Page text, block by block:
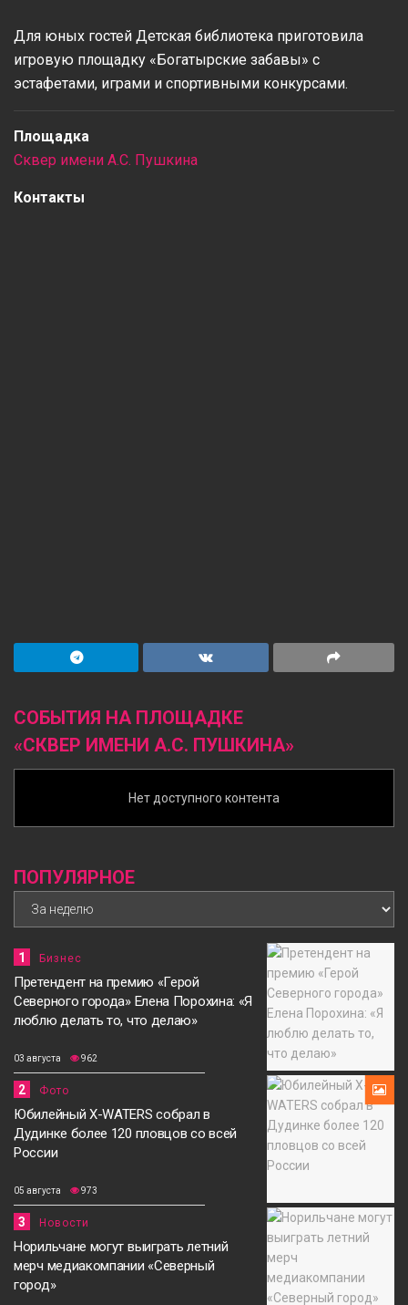
Для юных гостей Детская библиотека приготовила
игровую площадку «Богатырские забавы» с
эстафетами, играми и спортивными конкурсами.
Площадка
Сквер имени А.С. Пушкина
Контакты
СОБЫТИЯ НА ПЛОЩАДКЕ
«СКВЕР ИМЕНИ А.С. ПУШКИНА»
Нет доступного контента
ПОПУЛЯРНОЕ
1 Бизнес
Претендент на премию «Герой
Северного города» Елена Порохина: «Я
люблю делать то, что делаю»
03 августа 962
2 Фото
Юбилейный X-WATERS собрал в
Дудинке более 120 пловцов со всей
России
05 августа 973
3 Новости
Норильчане могут выиграть летний
мерч медиакомпании «Северный
город»